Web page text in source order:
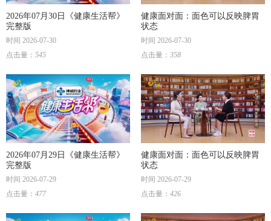
2026年07月30日《健康生活帮》
完整版
时间 2026-07-30
点击量： 545
健康面对面：面色可以反映脾胃
状态
时间 2026-07-30
点击量： 358
2026年07月29日《健康生活帮》
完整版
时间 2026-07-29
点击量： 477
健康面对面：面色可以反映脾胃
状态
时间 2026-07-29
点击量： 426